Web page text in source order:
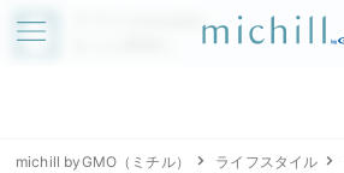
アプリでmichillが
michill byGMO（ミチル） ライフスタイル